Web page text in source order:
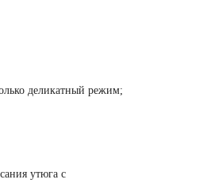
деликатный режим;
утюга с